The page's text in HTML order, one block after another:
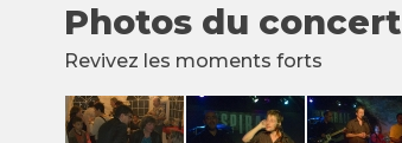
Photos du concert
Revivez les moments forts